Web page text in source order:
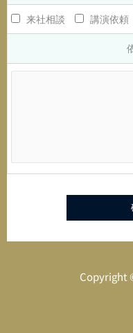
来社相談 講演依頼
Copyright